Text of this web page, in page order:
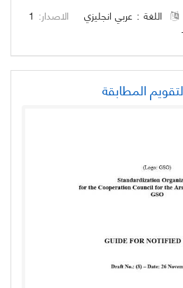
اللغة : عربيانجليزي الاصدار: 1
المطابقة